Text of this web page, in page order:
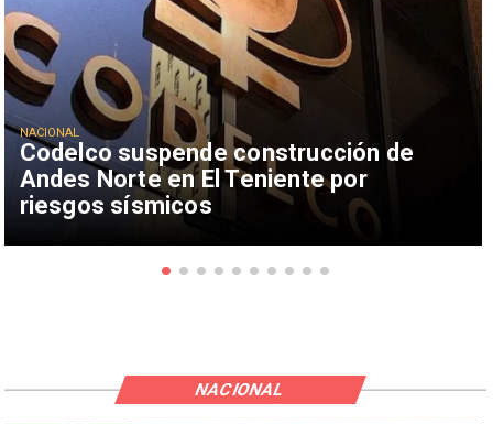
Codelco suspende construcción de
Andes Norte en El Teniente por
riesgos sísmicos
NACIONAL
NACIONAL